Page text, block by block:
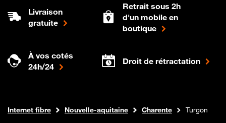
Livraison
gratuite
Retrait sous 2h
d'un mobile en
boutique
À vos cotés
24h/24
Droit de rétractation
Boutique Orange
Internet fibre Nouvelle-aquitaine Charente Turgon